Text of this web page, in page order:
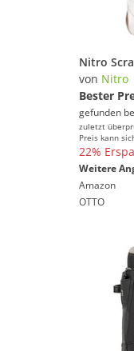
von Nitro
Bester
gefunden
zuletzt
Preis kann
22%
Weitere
Amazon
OTTO